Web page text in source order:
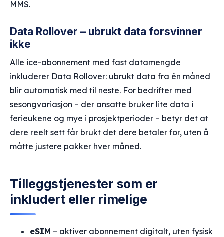
MMS.
Data Rollover – ubrukt data forsvinner
ikke
Alle ice-abonnement med fast datamengde
inkluderer Data Rollover: ubrukt data fra én måned
blir automatisk med til neste. For bedrifter med
sesongvariasjon – der ansatte bruker lite data i
ferieukene og mye i prosjektperioder – betyr det at
dere reelt sett får brukt det dere betaler for, uten å
måtte justere pakker hver måned.
Tilleggstjenester som er
inkludert eller rimelige
eSIM – aktiver abonnement digitalt, uten fysisk